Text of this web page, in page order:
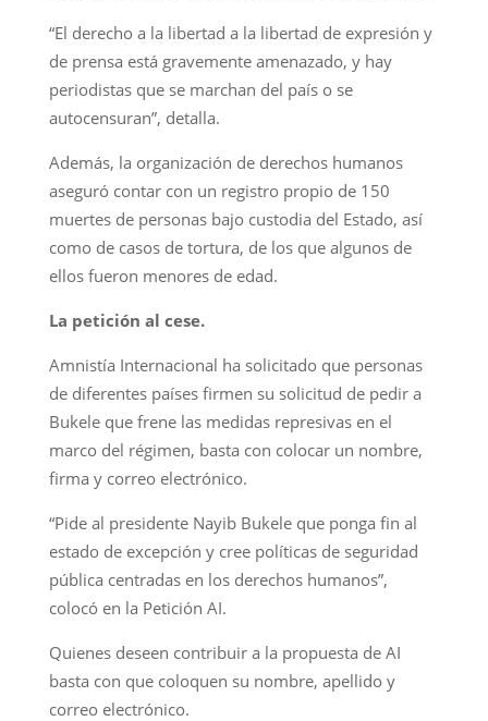
“El derecho a la libertad a la libertad de expresión y
de prensa está gravemente amenazado, y hay
periodistas que se marchan del país o se
autocensuran”, detalla.
Además, la organización de derechos humanos
aseguró contar con un registro propio de 150
muertes de personas bajo custodia del Estado, así
como de casos de tortura, de los que algunos de
ellos fueron menores de edad.
La petición al cese.
Amnistía Internacional ha solicitado que personas
de diferentes países firmen su solicitud de pedir a
Bukele que frene las medidas represivas en el
marco del régimen, basta con colocar un nombre,
firma y correo electrónico.
“Pide al presidente Nayib Bukele que ponga fin al
estado de excepción y cree políticas de seguridad
pública centradas en los derechos humanos”,
colocó en la Petición AI.
Quienes deseen contribuir a la propuesta de AI
basta con que coloquen su nombre, apellido y
correo electrónico.